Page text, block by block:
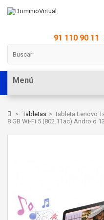
91 110 90 11
Menú
> Tabletas > Tableta Lenovo
8 GB Wi-Fi 5 (802.11ac) Android